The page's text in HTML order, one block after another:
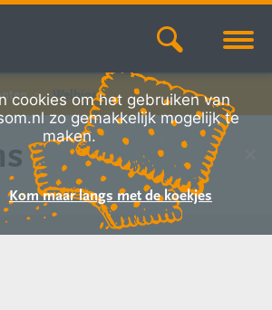
Welbions
cookies om het gebruiken van
zo gemakkelijk mogelijk te
maken.
Kom maar langs met de koekjes